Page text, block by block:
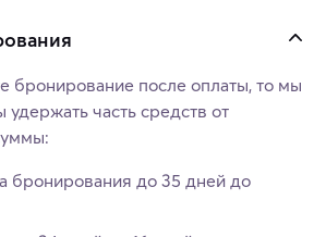
бронирование после оплаты, то мы
часть средств от
бронирования до 35 дней до